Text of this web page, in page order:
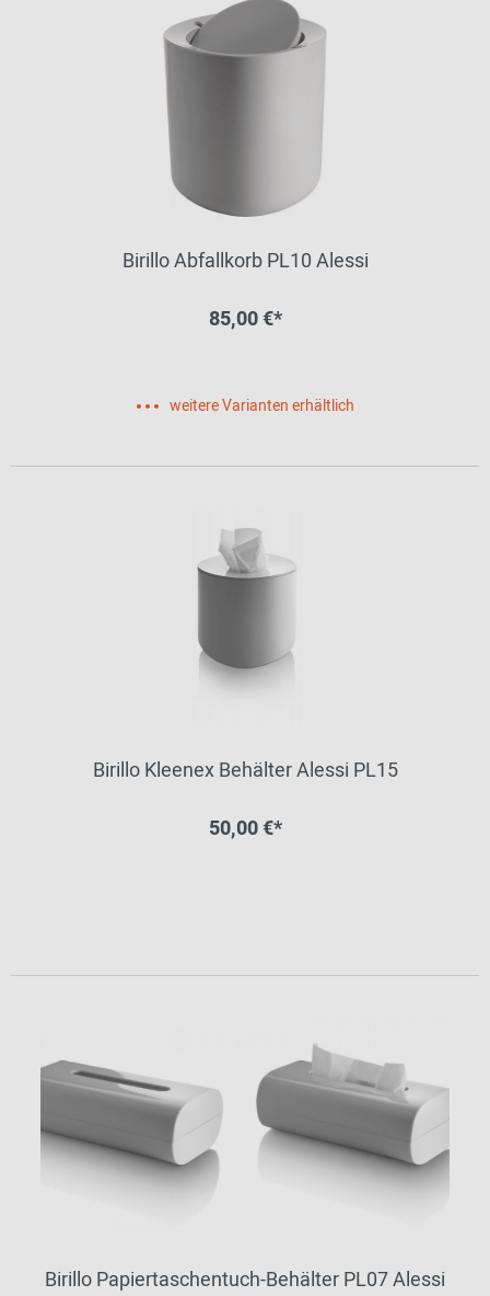
Birillo Abfallkorb PL10 Alessi
85,00 €*
weitere Varianten erhältlich
Birillo Kleenex Behälter Alessi PL15
50,00 €*
Birillo Papiertaschentuch-Behälter PL07 Alessi